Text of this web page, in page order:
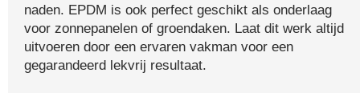
naden. EPDM is ook perfect geschikt als onderlaag
voor zonnepanelen of groendaken. Laat dit werk altijd
uitvoeren door een ervaren vakman voor een
gegarandeerd lekvrij resultaat.